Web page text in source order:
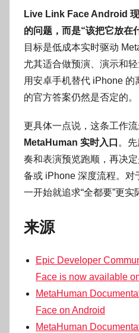
Live Link Face Android
的问题，而是“该把它放在
目标是低成本实时驱动
尤其适合做预演、演示和
用安卓手机替代 iPhone
的官方答案仍然是否定的。
更具体一点说，这条工作
MetaHuman 实时入口 。
奏和表演预览跑顺，再决
备或 iPhone 深度流程。对
一开始就追求“全都要”更实
来源
Epic Developer
Face is now available
MetaHuman
Face on Android
MetaHuman